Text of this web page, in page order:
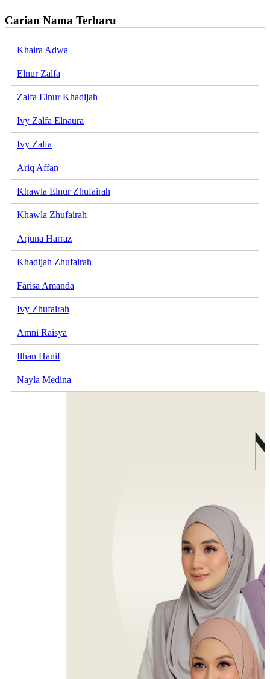
Carian Nama Terbaru
Khaira Adwa
Elnur Zalfa
Zalfa Elnur Khadijah
Ivy Zalfa Elnaura
Ivy Zalfa
Ariq Affan
Khawla Elnur Zhufairah
Khawla Zhufairah
Arjuna Harraz
Khadijah Zhufairah
Farisa Amanda
Ivy Zhufairah
Amni Raisya
Ilhan Hanif
Nayla Medina